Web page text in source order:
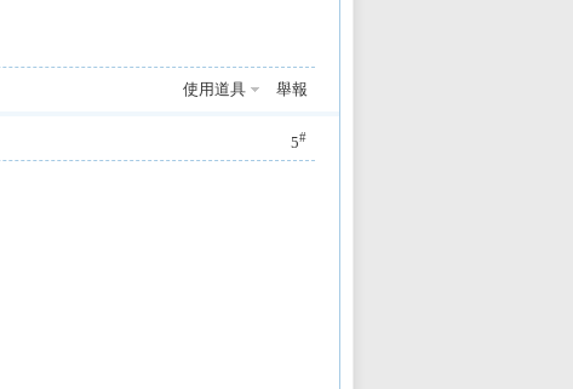
使用道具 舉報
5#